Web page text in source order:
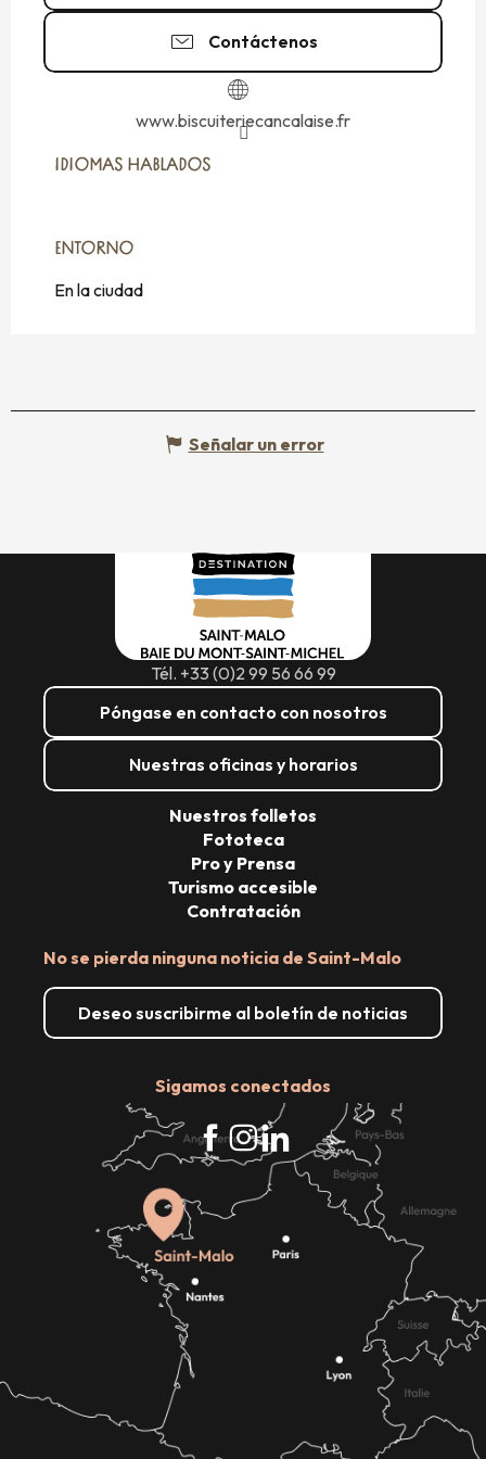
Contáctenos
www.biscuiteriecancalaise.fr
IDIOMAS HABLADOS
IDIOMAS HABLADOS
ENTORNO
ENTORNO
En la ciudad
Señalar un error
Tél. +33 (0)2 99 56 66 99
Póngase en contacto con nosotros
Nuestras oficinas y horarios
No se pierda ninguna noticia de Saint-Malo
Deseo suscribirme al boletín de noticias
Sigamos conectados
Nuestros folletos
Fototeca
Pro y Prensa
Turismo accesible
Contratación